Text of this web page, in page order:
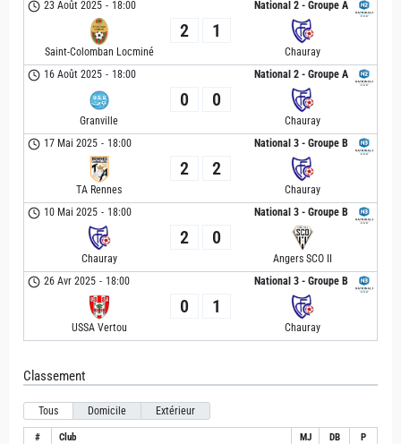
National 2 - Groupe A
23 Août 2025 - 18:00
Saint-Colomban Locminé
2 1
Chauray
National 2 - Groupe A
16 Août 2025 - 18:00
Granville
0 0
Chauray
National 3 - Groupe B
17 Mai 2025 - 18:00
TA Rennes
2 2
Chauray
National 3 - Groupe B
10 Mai 2025 - 18:00
Chauray
2 0
Angers SCO II
National 3 - Groupe B
26 Avr 2025 - 18:00
USSA Vertou
0 1
Chauray
Classement
Tous Domicile Extérieur
# Club MJ DB P